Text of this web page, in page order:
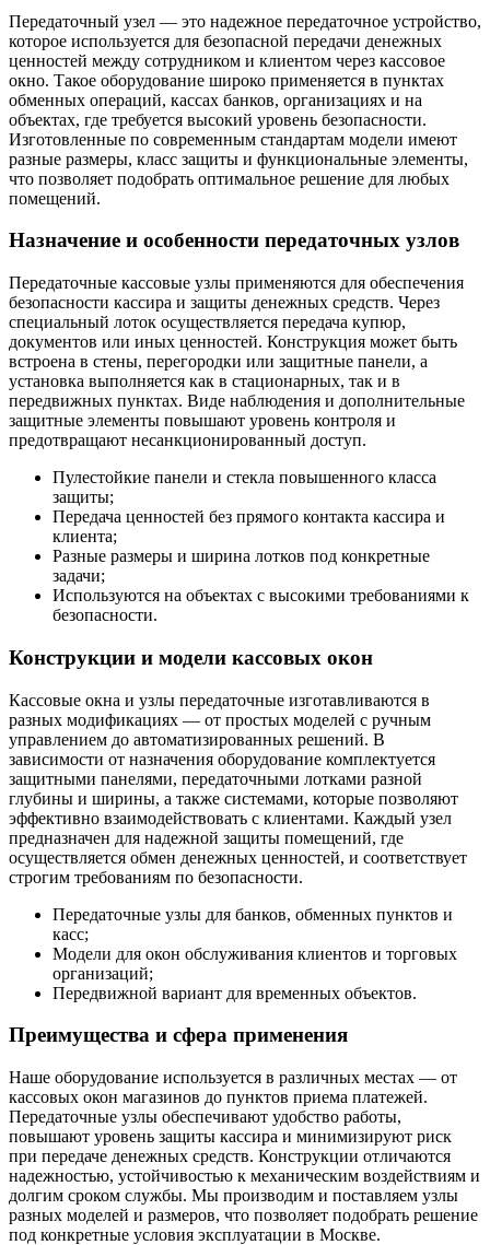
Передаточный узел — это надежное передаточное устройство,
которое используется для безопасной передачи денежных
ценностей между сотрудником и клиентом через кассовое
окно. Такое оборудование широко применяется в пунктах
обменных операций, кассах банков, организациях и на
объектах, где требуется высокий уровень безопасности.
Изготовленные по современным стандартам модели имеют
разные размеры, класс защиты и функциональные элементы,
что позволяет подобрать оптимальное решение для любых
помещений.
Назначение и особенности передаточных узлов
Передаточные кассовые узлы применяются для обеспечения
безопасности кассира и защиты денежных средств. Через
специальный лоток осуществляется передача купюр,
документов или иных ценностей. Конструкция может быть
встроена в стены, перегородки или защитные панели, а
установка выполняется как в стационарных, так и в
передвижных пунктах. Виде наблюдения и дополнительные
защитные элементы повышают уровень контроля и
предотвращают несанкционированный доступ.
Пулестойкие панели и стекла повышенного класса
защиты;
Передача ценностей без прямого контакта кассира и
клиента;
Разные размеры и ширина лотков под конкретные
задачи;
Используются на объектах с высокими требованиями к
безопасности.
Конструкции и модели кассовых окон
Кассовые окна и узлы передаточные изготавливаются в
разных модификациях — от простых моделей с ручным
управлением до автоматизированных решений. В
зависимости от назначения оборудование комплектуется
защитными панелями, передаточными лотками разной
глубины и ширины, а также системами, которые позволяют
эффективно взаимодействовать с клиентами. Каждый узел
предназначен для надежной защиты помещений, где
осуществляется обмен денежных ценностей, и соответствует
строгим требованиям по безопасности.
Передаточные узлы для банков, обменных пунктов и
касс;
Модели для окон обслуживания клиентов и торговых
организаций;
Передвижной вариант для временных объектов.
Преимущества и сфера применения
Наше оборудование используется в различных местах — от
кассовых окон магазинов до пунктов приема платежей.
Передаточные узлы обеспечивают удобство работы,
повышают уровень защиты кассира и минимизируют риск
при передаче денежных средств. Конструкции отличаются
надежностью, устойчивостью к механическим воздействиям и
долгим сроком службы. Мы производим и поставляем узлы
разных моделей и размеров, что позволяет подобрать решение
под конкретные условия эксплуатации в Москве.